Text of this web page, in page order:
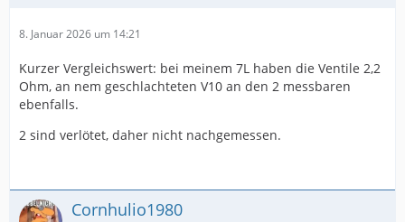
8. Januar 2026 um 14:21
Kurzer Vergleichswert: bei meinem 7L haben die Ventile 2,2
Ohm, an nem geschlachteten V10 an den 2 messbaren
ebenfalls.
2 sind verlötet, daher nicht nachgemessen.
Cornhulio1980